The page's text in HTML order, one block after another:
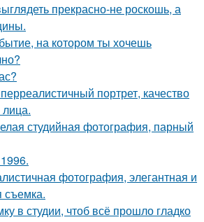
прекрасно-не роскошь, а
на котором ты хочешь
портрет, качество
студийная фотография, парный
фотография, элегантная и
съемка.
в студии, чтоб всё прошло гладко